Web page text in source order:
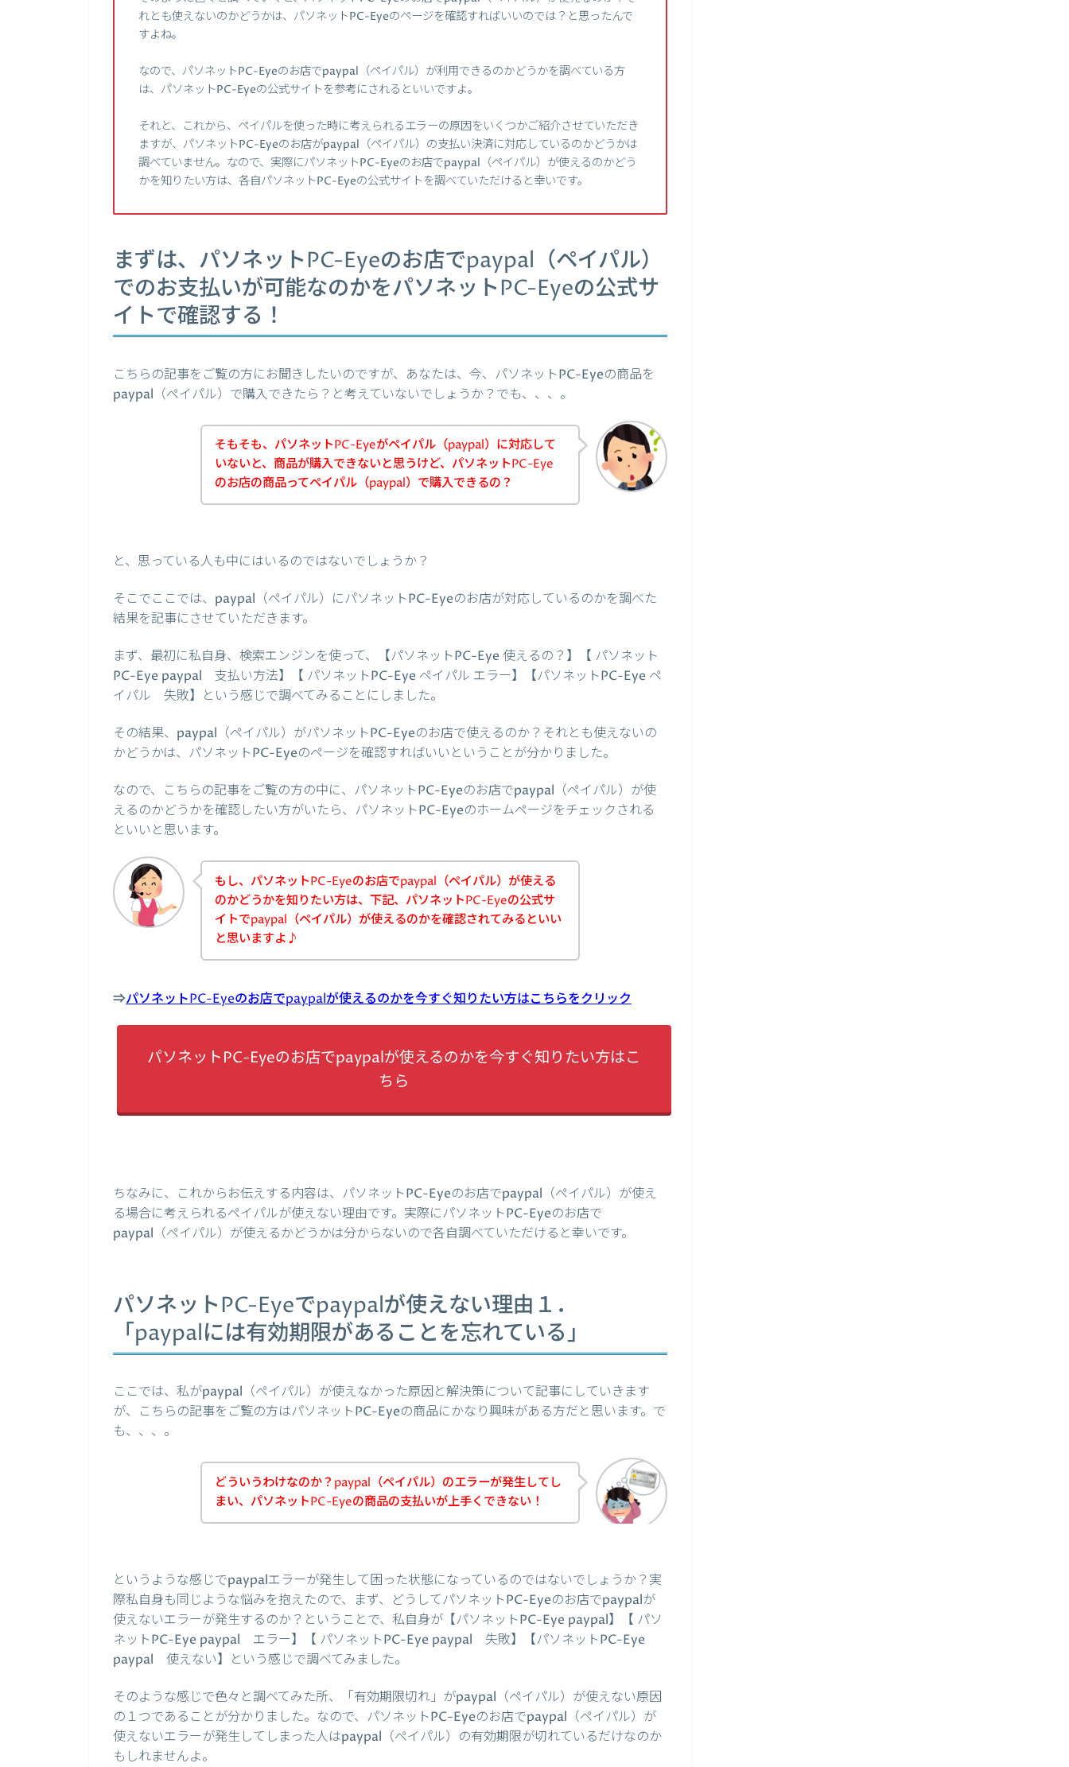
れとも使えないのかどうかは、パソネットPC-Eyeのページを確認すればいいのでは？と思ったんで
すよね。
なので、パソネットPC-Eyeのお店でpaypal（ペイパル）が利用できるのかどうかを調べている方
は、パソネットPC-Eyeの公式サイトを参考にされるといいですよ。
それと、これから、ペイパルを使った時に考えられるエラーの原因をいくつかご紹介させていただき
ますが、パソネットPC-Eyeのお店がpaypal（ペイパル）の支払い決済に対応しているのかどうかは
調べていません。なので、実際にパソネットPC-Eyeのお店でpaypal（ペイパル）が使えるのかどう
かを知りたい方は、各自パソネットPC-Eyeの公式サイトを調べていただけると幸いです。
まずは、パソネットPC-Eyeのお店でpaypal（ペイパル）
でのお支払いが可能なのかをパソネットPC-Eyeの公式サ
イトで確認する！
こちらの記事をご覧の方にお聞きしたいのですが、あなたは、今、パソネットPC-Eyeの商品を
paypal（ペイパル）で購入できたら？と考えていないでしょうか？でも、、、。
そもそも、パソネットPC-Eyeがペイパル（paypal）に対応して
いないと、商品が購入できないと思うけど、パソネットPC-Eye
のお店の商品ってペイパル（paypal）で購入できるの？
と、思っている人も中にはいるのではないでしょうか？
そこでここでは、paypal（ペイパル）にパソネットPC-Eyeのお店が対応しているのかを調べた
結果を記事にさせていただきます。
まず、最初に私自身、検索エンジンを使って、【パソネットPC-Eye 使えるの？】【 パソネット
PC-Eye paypal 支払い方法】【 パソネットPC-Eye ペイパル エラー】【パソネットPC-Eye ペ
イパル 失敗】という感じで調べてみることにしました。
その結果、paypal（ペイパル）がパソネットPC-Eyeのお店で使えるのか？それとも使えないの
かどうかは、パソネットPC-Eyeのページを確認すればいいということが分かりました。
なので、こちらの記事をご覧の方の中に、パソネットPC-Eyeのお店でpaypal（ペイパル）が使
えるのかどうかを確認したい方がいたら、パソネットPC-Eyeのホームページをチェックされる
といいと思います。
もし、パソネットPC-Eyeのお店でpaypal（ペイパル）が使える
のかどうかを知りたい方は、下記、パソネットPC-Eyeの公式サ
イトでpaypal（ペイパル）が使えるのかを確認されてみるといい
と思いますよ♪
⇒パソネットPC-Eyeのお店でpaypalが使えるのかを今すぐ知りたい方はこちらをクリック
パソネットPC-Eyeのお店でpaypalが使えるのかを今すぐ知りたい方はこ
ちら
ちなみに、これからお伝えする内容は、パソネットPC-Eyeのお店でpaypal（ペイパル）が使え
る場合に考えられるペイパルが使えない理由です。実際にパソネットPC-Eyeのお店で
paypal（ペイパル）が使えるかどうかは分からないので各自調べていただけると幸いです。
パソネットPC-Eyeでpaypalが使えない理由１．
「paypalには有効期限があることを忘れている」
ここでは、私がpaypal（ペイパル）が使えなかった原因と解決策について記事にしていきます
が、こちらの記事をご覧の方はパソネットPC-Eyeの商品にかなり興味がある方だと思います。で
も、、、。
どういうわけなのか？paypal（ペイパル）のエラーが発生してし
まい、パソネットPC-Eyeの商品の支払いが上手くできない！
というような感じでpaypalエラーが発生して困った状態になっているのではないでしょうか？実
際私自身も同じような悩みを抱えたので、まず、どうしてパソネットPC-Eyeのお店でpaypalが
使えないエラーが発生するのか？ということで、私自身が【パソネットPC-Eye paypal】【 パソ
ネットPC-Eye paypal エラー】【 パソネットPC-Eye paypal 失敗】【パソネットPC-Eye
paypal 使えない】という感じで調べてみました。
そのような感じで色々と調べてみた所、「有効期限切れ」がpaypal（ペイパル）が使えない原因
の１つであることが分かりました。なので、パソネットPC-Eyeのお店でpaypal（ペイパル）が
使えないエラーが発生してしまった人はpaypal（ペイパル）の有効期限が切れているだけなのか
もしれませんよ。